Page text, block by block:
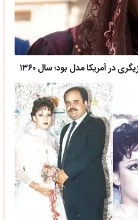
در آمریکا مدل بود؛ سال ۱۳۶۰